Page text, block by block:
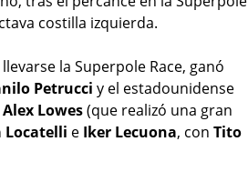
costilla izquierda.
la Superpole Race, ganó
Petrucci y el estadounidense
Alex Lowes(que realizó una gran
Locatelli e Iker Lecuona, con Tito